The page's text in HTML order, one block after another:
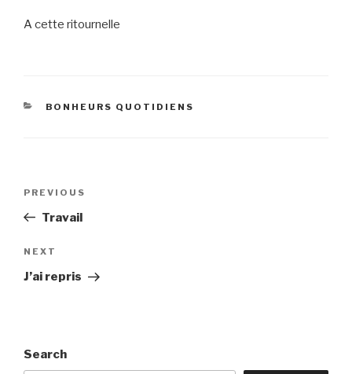
A cette ritournelle
CATEGORIES
BONHEURS QUOTIDIENS
Previous
Post
PREVIOUS
Travail
Next
Post
NEXT
J’ai repris
Search